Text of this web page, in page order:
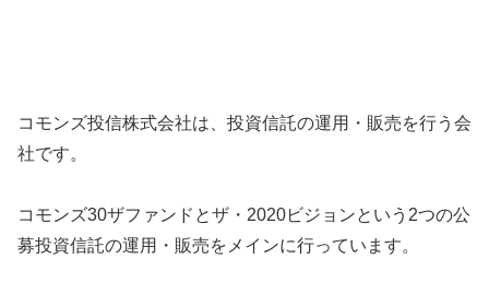
コモンズ投信株式会社は、投資信託の運用・販売を行う会
社です。
コモンズ30ザファンドとザ・2020ビジョンという2つの公
募投資信託の運用・販売をメインに行っています。